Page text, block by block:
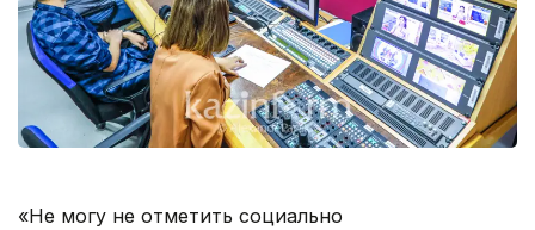
«Не могу не отметить социально